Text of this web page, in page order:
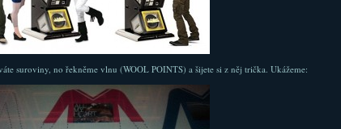
suroviny, no řekněme vlnu (WOOL POINTS) a šijete si z něj trička. Ukážeme: